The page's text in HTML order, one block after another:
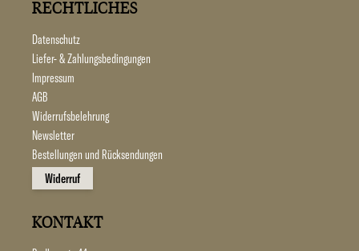
RECHTLICHES
Datenschutz
Liefer- & Zahlungsbedingungen
Impressum
AGB
Widerrufsbelehrung
Newsletter
Bestellungen und Rücksendungen
Widerruf
KONTAKT